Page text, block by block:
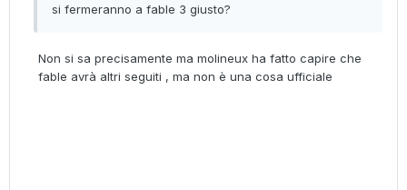
si fermeranno a fable 3 giusto?
Non si sa precisamente ma molineux ha fatto capire che
fable avrà altri seguiti , ma non è una cosa ufficiale